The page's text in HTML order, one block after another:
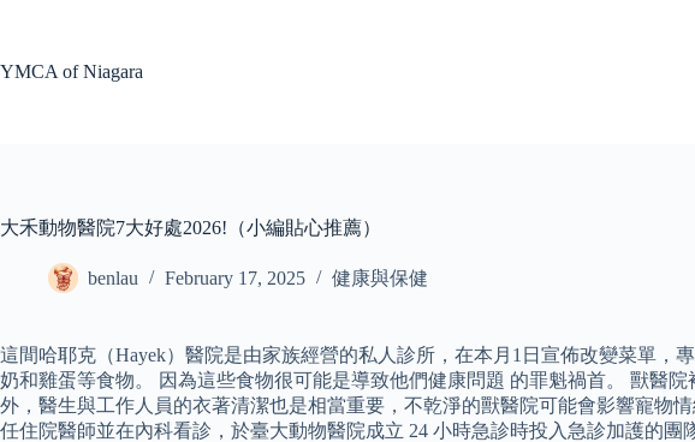
YMCA of Niagara
大禾動物醫院7大好處2026!（小編貼心推薦）
benlau February 17, 2025 健康與保健
這間哈耶克（Hayek）醫院是由家族經營的私人診所，在本月1日宣佈改變菜單
奶和雞蛋等食物。 因為這些食物很可能是導致他們健康問題 的罪魁禍首。 獸醫
外，醫生與工作人員的衣著清潔也是相當重要，不乾淨的獸醫院可能會影響寵物
任住院醫師並在內科看診，於臺大動物醫院成立 24 小時急診時投入急診加護的